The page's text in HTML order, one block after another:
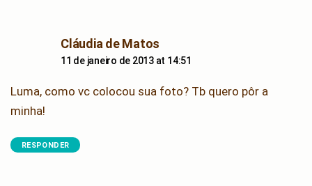
Cláudia de Matos
11 de janeiro de 2013 at 14:51
Luma, como vc colocou sua foto? Tb quero pôr a
minha!
RESPONDER